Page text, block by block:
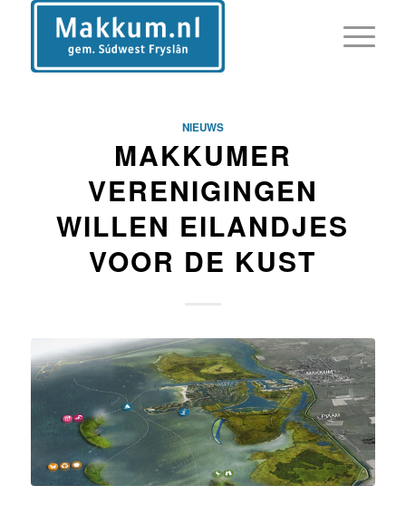
NIEUWS
MAKKUMER
VERENIGINGEN
WILLEN EILANDJES
VOOR DE KUST